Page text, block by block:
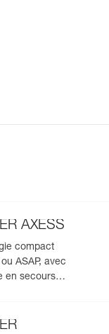
AXESS
compact
ASAP, avec
en secours